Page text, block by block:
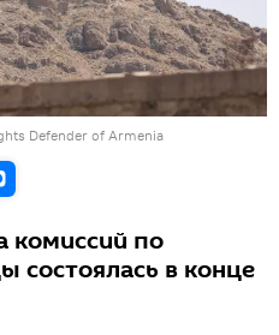
Defender of Armenia
комиссий по
состоялась в конце